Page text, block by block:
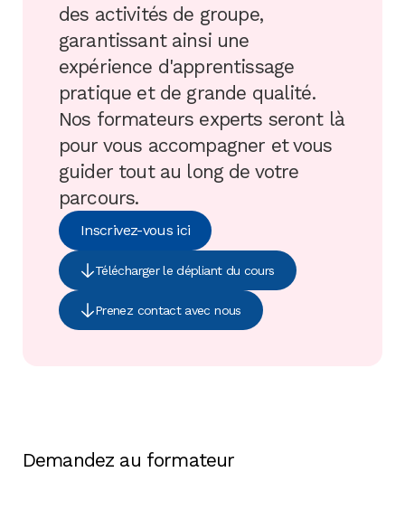
des activités de groupe,
garantissant ainsi une
expérience d'apprentissage
pratique et de grande qualité.
Nos formateurs experts seront là
pour vous accompagner et vous
guider tout au long de votre
parcours.
Inscrivez-vous ici
Télécharger le dépliant du cours
Prenez contact avec nous
Demandez au formateur